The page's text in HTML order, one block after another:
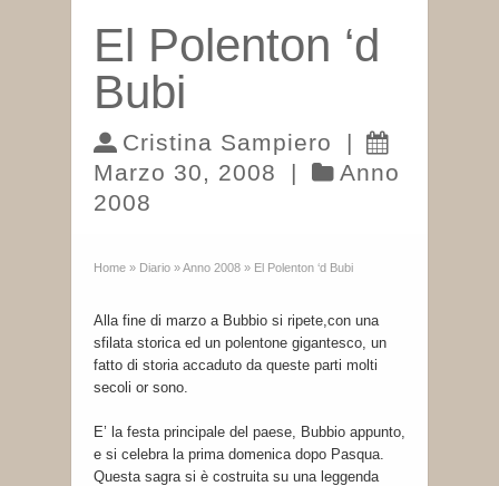
El Polenton ‘d
Bubi
Cristina Sampiero
|
Marzo 30, 2008
|
Anno
2008
Home » Diario »Anno 2008 » El Polenton ‘d Bubi
Alla fine di marzo a Bubbio si ripete,con una
sfilata storica ed un polentone gigantesco, un
fatto di storia accaduto da queste parti molti
secoli or sono.
E’ la festa principale del paese, Bubbio appunto,
e si celebra la prima domenica dopo Pasqua.
Questa sagra si è costruita su una leggenda